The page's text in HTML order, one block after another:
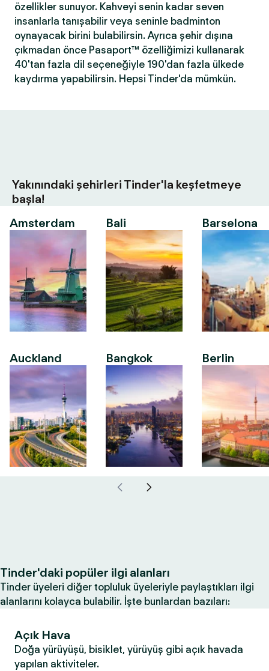
özellikler sunuyor. Kahveyi senin kadar seven
insanlarla tanışabilir veya seninle badminton
oynayacak birini bulabilirsin. Ayrıca şehir dışına
çıkmadan önce Pasaport™ özelliğimizi kullanarak
40'tan fazla dil seçeneğiyle 190'dan fazla ülkede
kaydırma yapabilirsin. Hepsi Tinder'da mümkün.
Yakınındaki şehirleri Tinder'la keşfetmeye
başla!
Amsterdam
Auckland
Bali
Bangkok
Barselona
Berlin
Tinder'daki popüler ilgi alanları
Tinder üyeleri diğer topluluk üyeleriyle paylaştıkları ilgi
alanlarını kolayca bulabilir. İşte bunlardan bazıları:
Açık Hava
Doğa yürüyüşü, bisiklet, yürüyüş gibi açık havada
yapılan aktiviteler.